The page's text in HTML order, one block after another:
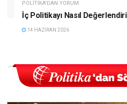
POLITIKA'DAN YORUM
İç Politikayı Nasıl
14 HAZIRAN 2026